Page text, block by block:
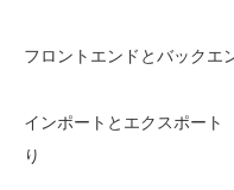
フロントエンドとバック
インポートとエクスポー
り